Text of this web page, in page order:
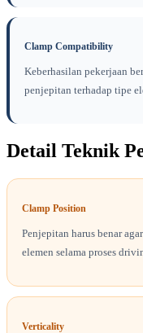
Clamp Compatibility
Keberhasilan pekerjaan
penjepitan terhadap tipe
Detail Teknik
Clamp Position
Penjepitan harus benar
elemen selama proses
Verticality